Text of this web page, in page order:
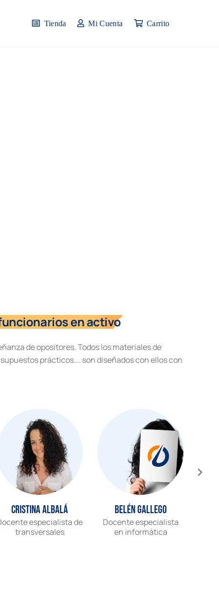
Tienda Mi Cuenta Carrito
en activo
de opositores. Todos los materiales de
prácticos…. son diseñados con ellos con
Cristina Albalá
especialista de
transversales
Belén Gallego
Docente especialista
en informática